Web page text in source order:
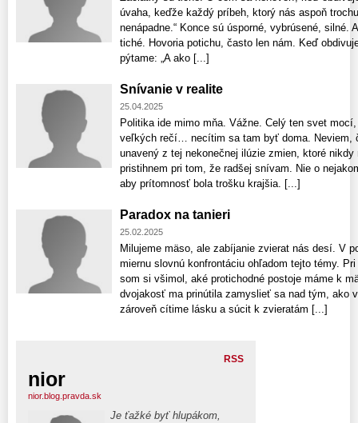
úvaha, keďže každý príbeh, ktorý nás aspoň
nenápadne.“ Konce sú úsporné, vybrúsené, silné.
tiché. Hovoria potichu, často len nám. Keď
pýtame: „A ako [...]
Snívanie v realite
25.04.2025
Politika ide mimo mňa. Vážne. Celý ten svet
veľkých rečí… necítim sa tam byť doma. Neviem,
unavený z tej nekonečnej ilúzie zmien, ktoré
pristihnem pri tom, že radšej snívam. Nie o
aby prítomnosť bola trošku krajšia. [...]
Paradox na tanieri
25.02.2025
Milujeme mäso, ale zabíjanie zvierat nás desí. V
miernu slovnú konfrontáciu ohľadom tejto témy.
som si všimol, aké protichodné postoje máme k
dvojakosť ma prinútila zamyslieť sa nad tým, ako
zároveň cítime lásku a súcit k zvieratám [...]
RSS
nior
nior.blog.pravda.sk
Je ťažké byť hlupákom,